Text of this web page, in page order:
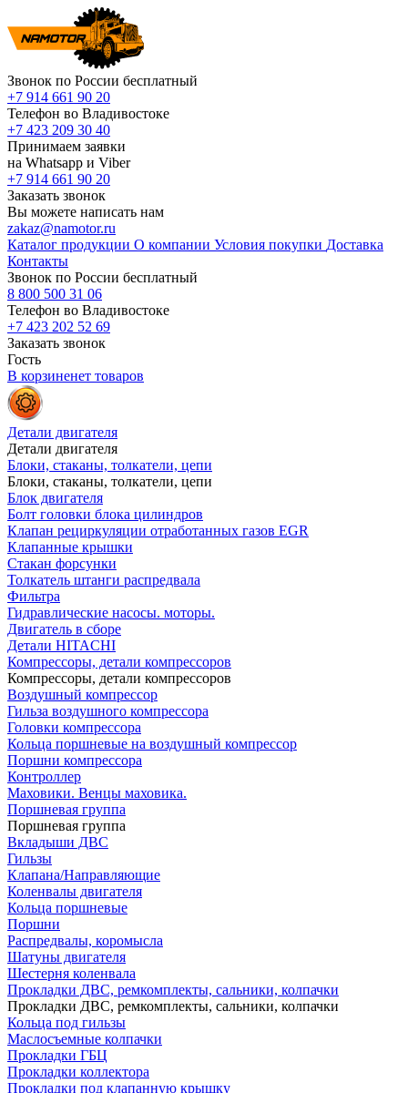
Звонок по России бесплатный
+7 914 661 90 20
Телефон во Владивостоке
+7 423 209 30 40
Принимаем заявки
на Whatsapp и Viber
+7 914 661 90 20
Заказать звонок
Вы можете написать нам
zakaz@namotor.ru
Каталог продукции О компании Условия покупки Доставка
Контакты
Звонок по России бесплатный
8 800 500 31 06
Телефон во Владивостоке
+7 423 202 52 69
Заказать звонок
Гость
В корзиненет товаров
Детали двигателя
Детали двигателя
Блоки, стаканы, толкатели, цепи
Блоки, стаканы, толкатели, цепи
Блок двигателя
Болт головки блока цилиндров
Клапан рециркуляции отработанных газов EGR
Клапанные крышки
Стакан форсунки
Толкатель штанги распредвала
Фильтра
Гидравлические насосы. моторы.
Двигатель в сборе
Детали HITACHI
Компрессоры, детали компрессоров
Компрессоры, детали компрессоров
Воздушный компрессор
Гильза воздушного компрессора
Головки компрессора
Кольца поршневые на воздушный компрессор
Поршни компрессора
Контроллер
Маховики. Венцы маховика.
Поршневая группа
Поршневая группа
Вкладыши ДВС
Гильзы
Клапана/Направляющие
Коленвалы двигателя
Кольца поршневые
Поршни
Распредвалы, коромысла
Шатуны двигателя
Шестерня коленвала
Прокладки ДВС, ремкомплекты, сальники, колпачки
Прокладки ДВС, ремкомплекты, сальники, колпачки
Кольца под гильзы
Маслосъемные колпачки
Прокладки ГБЦ
Прокладки коллектора
Прокладки под клапанную крышку